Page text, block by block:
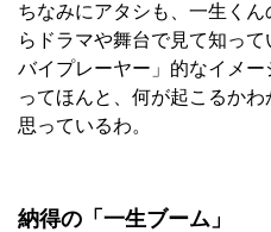
ちなみにアタシも、一生く
らドラマや舞台で見て知っ
バイプレーヤー」的なイメ
ってほんと、何が起こるか
思っているわ。
納得の「一生ブーム」